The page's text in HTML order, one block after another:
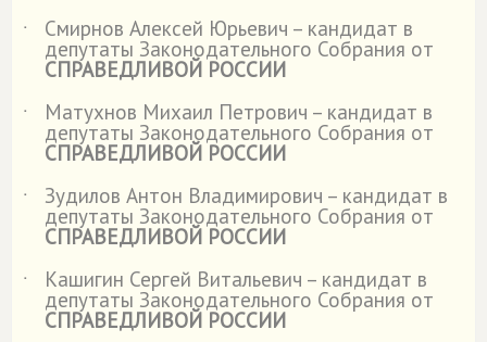
˙
Смирнов Алексей Юрьевич – кандидат в
депутаты Законодательного Собрания от
СПРАВЕДЛИВОЙ РОССИИ
˙
Матухнов Михаил Петрович – кандидат в
депутаты Законодательного Собрания от
СПРАВЕДЛИВОЙ РОССИИ
˙
Зудилов Антон Владимирович – кандидат в
депутаты Законодательного Собрания от
СПРАВЕДЛИВОЙ РОССИИ
˙
Кашигин Сергей Витальевич – кандидат в
депутаты Законодательного Собрания от
СПРАВЕДЛИВОЙ РОССИИ